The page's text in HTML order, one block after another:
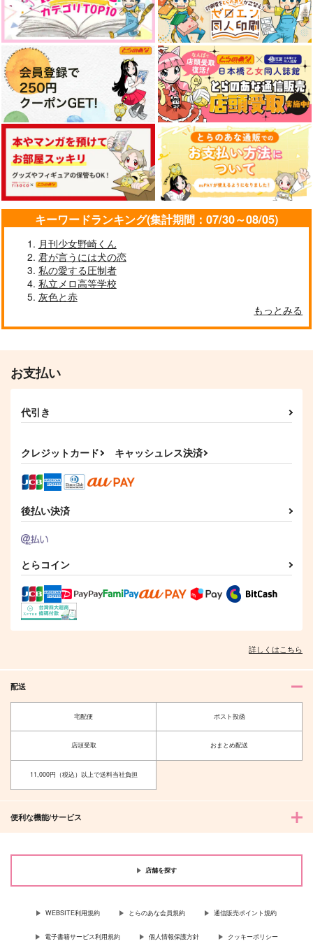
キーワードランキング(集計期間：07/30～08/05)
月刊少女野崎くん
君が言うには犬の恋
私の愛する圧制者
私立メロ高等学校
灰色と赤
もっとみる
お支払い
代引き
クレジットカード キャッシュレス決済
後払い決済
とらコイン
詳しくはこちら
配送
宅配便 ポスト投函
店頭受取 おまとめ配送
11,000円（税込）以上で送料当社負担
便利な機能/サービス
店舗を探す
WEBSITE利用規約 とらのあな会員規約 通信販売ポイント規約
電子書籍サービス利用規約 個人情報保護方針 クッキーポリシー